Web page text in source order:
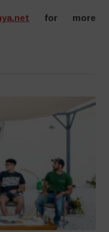
for more